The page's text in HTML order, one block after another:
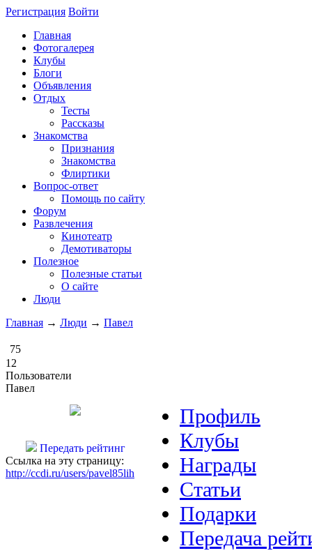
Регистрация Войти
Главная
Фотогалерея
Клубы
Блоги
Объявления
Отдых
Тесты
Рассказы
Знакомства
Признания
Знакомства
Флиртики
Вопрос-ответ
Помощь по сайту
Форум
Развлечения
Кинотеатр
Демотиваторы
Полезное
Полезные статьи
О сайте
Люди
Главная → Люди → Павел
75
12
Пользователи
Павел
Передать рейтинг
Ссылка на эту страницу:
http://ccdi.ru/users/pavel85lih
Профиль
Клубы
Награды
Статьи
Подарки
Передача